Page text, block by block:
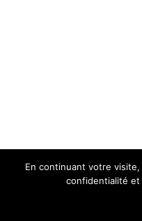
En continuant votre
confidentialité et